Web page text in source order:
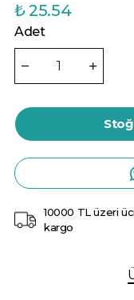
₺ 25.54
Adet
10000 TL üzeri
kargo